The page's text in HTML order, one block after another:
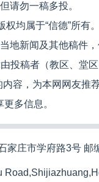
请勿一稿多投。
均属于“信德”所有
地新闻及其他稿件
投稿者（教区、堂
容，为本网网友推
多信息。
家庄市学府路3号 邮